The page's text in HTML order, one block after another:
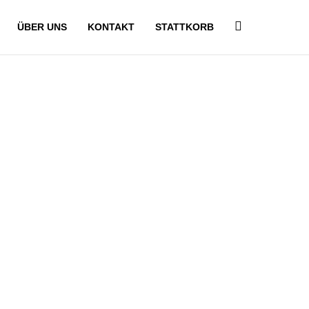
ÜBER UNS KONTAKT STATTKORB